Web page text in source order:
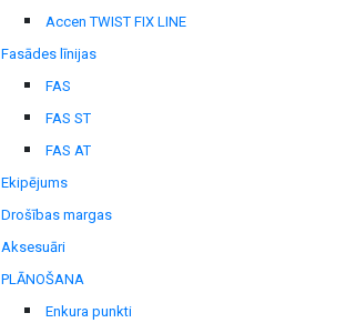
Accen TWIST FIX LINE
Fasādes līnijas
FAS
FAS ST
FAS AT
Ekipējums
Drošības margas
Aksesuāri
PLĀNOŠANA
Enkura punkti